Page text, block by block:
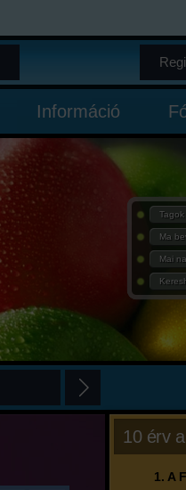
Információ
Ma
Mai
10 érv
1. A